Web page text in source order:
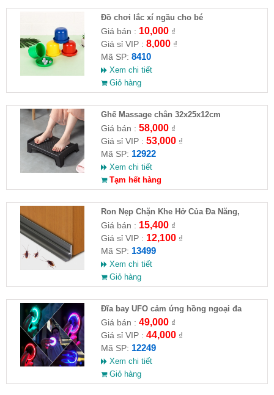
Đồ chơi lắc xí ngầu cho bé
Giá bán : 10,000₫
Giá sỉ VIP : 8,000₫
Mã SP: 8410
Xem chi tiết
Giỏ hàng
Ghế Massage chân 32x25x12cm
Giá bán : 58,000₫
Giá sỉ VIP : 53,000₫
Mã SP: 12922
Xem chi tiết
Tạm hết hàng
Ron Nẹp Chặn Khe Hở Của Đa Năng,
Chống Côn Trùng( HĐ )
Giá bán : 15,400₫
Giá sỉ VIP : 12,100₫
Mã SP: 13499
Xem chi tiết
Giỏ hàng
Đĩa bay UFO cảm ứng hồng ngoại đa
chiều tự động bay về
Giá bán : 49,000₫
Giá sỉ VIP : 44,000₫
Mã SP: 12249
Xem chi tiết
Giỏ hàng